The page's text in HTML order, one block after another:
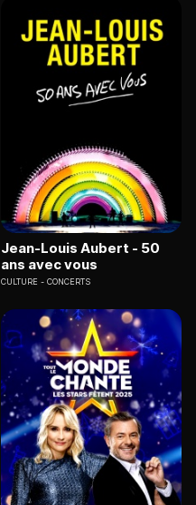
Jean-Louis Aubert - 50
ans avec vous
CULTURE CONCERTS